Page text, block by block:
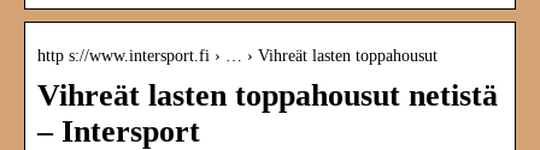
http s://www.intersport.fi › … › Vihreät lasten toppahousut
Vihreät lasten toppahousut netistä
– Intersport